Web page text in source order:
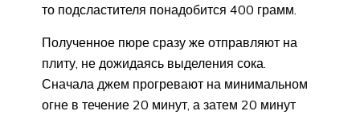
то подсластителя понадобится 400 грамм.
Полученное пюре сразу же отправляют на
плиту, не дожидаясь выделения сока.
Сначала джем прогревают на минимальном
огне в течение 20 минут, а затем 20 минут